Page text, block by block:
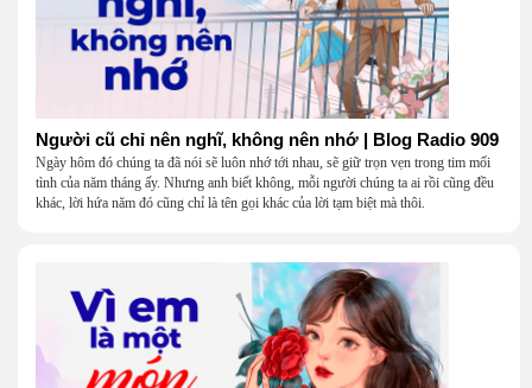
Người cũ chỉ nên nghĩ, không nên nhớ | Blog Radio 909
Ngày hôm đó chúng ta đã nói sẽ luôn nhớ tới nhau, sẽ giữ trọn vẹn trong tim mối
tình của năm tháng ấy. Nhưng anh biết không, mỗi người chúng ta ai rồi cũng đều
khác, lời hứa năm đó cũng chỉ là tên gọi khác của lời tạm biệt mà thôi.